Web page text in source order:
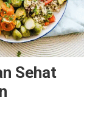
Sehat